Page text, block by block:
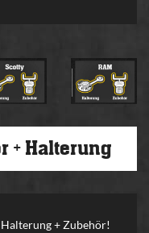
+ Halterung
+ Zubehör!